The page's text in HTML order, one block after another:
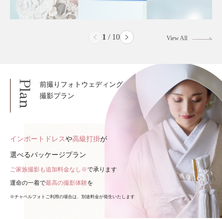
2 / 10 View All
Plan
前撮りフォトウェディング
撮影プラン
インポートドレスや高級打掛が
選べるパッケージプラン
ご家族撮影も追加料金なし※で承ります
運命の一着で最高の撮影体験を
※チャペルフォトご利用の場合は、別途料金が発生いたします